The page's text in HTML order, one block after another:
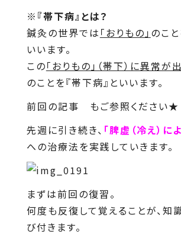
※『帯下病』とは？
鍼灸の世界では 「おりもの」 のこと
いいます。
この「おりもの」（帯下）に異常が
のことを『帯下病』といいます。
前回の記事 もご参照ください★
先週に引き続き、 「脾虚（冷え）に
への治療法を実践していきます。
まずは前回の復習。
何度も反復して覚えることが、知
び付きます。